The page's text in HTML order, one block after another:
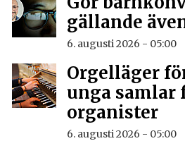
gällande
6. augusti 2026 - 05:00
Orgelläger
unga samlar
organister
6. augusti 2026 - 05:00